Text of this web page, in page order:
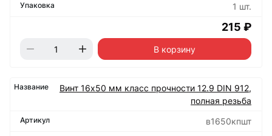
1 шт.
215 ₽
В корзину
Винт 16х50 мм класс прочности 12.9 DIN 912,
полная резьба
в1650кпшт